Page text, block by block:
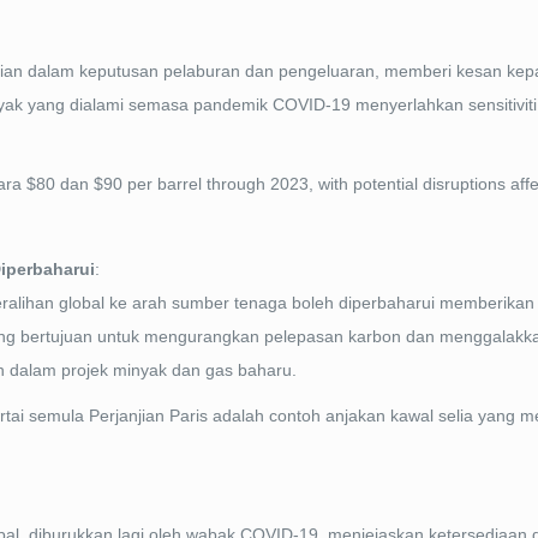
dalam keputusan pelaburan dan pengeluaran, memberi kesan
yang dialami semasa pandemik COVID-19 menyerlahkan
$80 dan$90 per barrel through 2023, with potential disruptions
:
global ke arah sumber tenaga boleh diperbaharui
bertujuan untuk mengurangkan pelepasan karbon dan
projek minyak dan gas baharu.
semula Perjanjian Paris adalah contoh anjakan kawal selia yang